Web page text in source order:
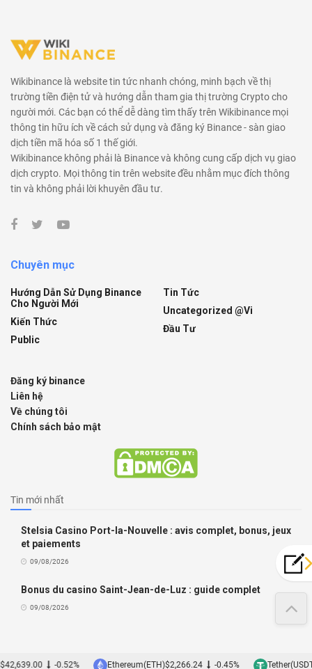
Wikibinance là website tin tức nhanh chóng, minh bạch về thị
trường tiền điện tử và hướng dẫn tham gia thị trường Crypto cho
người mới. Các bạn có thể dễ dàng tìm thấy trên Wikibinance mọi
thông tin hữu ích về cách sử dụng và đăng ký Binance - sàn giao
dịch tiền mã hóa số 1 thế giới.
Wikibinance không phải là Binance và không cung cấp dịch vụ giao
dịch crypto. Mọi thông tin trên website đều nhằm mục đích thông
tin và không phải lời khuyên đầu tư.
Chuyên mục
Hướng Dẫn Sử Dụng Binance
Cho Người Mới
Kiến Thức
Public
Tin Tức
Uncategorized @vi
Đầu Tư
Đăng ký binance
Liên hệ
Về chúng tôi
Chính sách bảo mật
Tin mới nhất
Stelsia Casino Port-la-Nouvelle : avis complet, bonus, jeux
et paiements
09/08/2026
Bonus du casino Saint-Jean-de-Luz : guide complet
09/08/2026
-0.52% Ethereum(ETH)$2,266.24 -0.45% Tether(USDT)